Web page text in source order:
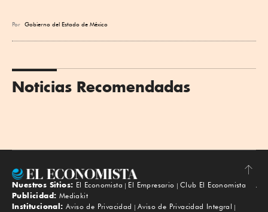
Por Gobierno del Estado de México
Noticias Recomendadas
Subir
Nuestros Sitios: El Economista El Empresario
Club El Economista
Publicidad: Mediakit
Institucional: Aviso de Privacidad
Aviso de Privacidad Integral